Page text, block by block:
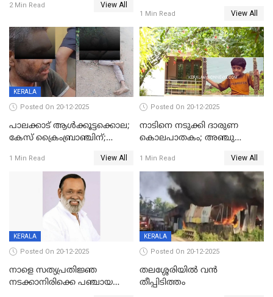
ഊർജ്ജിതമാക്കിമാക്കി
2 Min Read View All
മുഖ്യാതിഥിയായി
മോഹൻലാൽ
1 Min Read View All
KERALA
Posted On 20-12-2025
പാലക്കാട് ആൾക്കൂട്ടക്കൊല;
കേസ് ക്രൈംബ്രാഞ്ചിന്;
അന്വേഷിക്കും
1 Min Read View All
Posted On 20-12-2025
നാടിനെ നടുക്കി ദാരുണ
കൊലപാതകം; അഞ്ചു
കഴുത്തുഞെരിച്ച് കൊന്നു
1 Min Read View All
KERALA
Posted On 20-12-2025
നാളെ സത്യപ്രതിജ്ഞ
നടക്കാനിരിക്കെ പഞ്ചായത്ത്
KERALA
Posted On 20-12-2025
തലശ്ശേരിയിൽ വൻ
തീപ്പിടിത്തം